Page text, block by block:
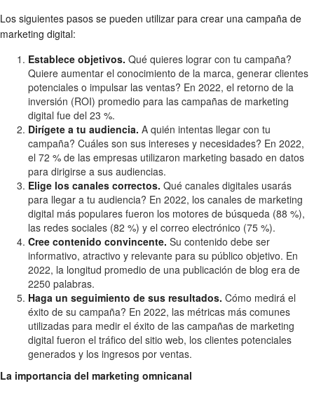
Los siguientes pasos se pueden utilizar para crear una campaña de
marketing digital:
Establece objetivos. Qué quieres lograr con tu campaña?
Quiere aumentar el conocimiento de la marca, generar clientes
potenciales o impulsar las ventas? En 2022, el retorno de la
inversión (ROI) promedio para las campañas de marketing
digital fue del 23 %.
Dirígete a tu audiencia. A quién intentas llegar con tu
campaña? Cuáles son sus intereses y necesidades? En 2022,
el 72 % de las empresas utilizaron marketing basado en datos
para dirigirse a sus audiencias.
Elige los canales correctos. Qué canales digitales usarás
para llegar a tu audiencia? En 2022, los canales de marketing
digital más populares fueron los motores de búsqueda (88 %),
las redes sociales (82 %) y el correo electrónico (75 %).
Cree contenido convincente. Su contenido debe ser
informativo, atractivo y relevante para su público objetivo. En
2022, la longitud promedio de una publicación de blog era de
2250 palabras.
Haga un seguimiento de sus resultados. Cómo medirá el
éxito de su campaña? En 2022, las métricas más comunes
utilizadas para medir el éxito de las campañas de marketing
digital fueron el tráfico del sitio web, los clientes potenciales
generados y los ingresos por ventas.
La importancia del marketing omnicanal